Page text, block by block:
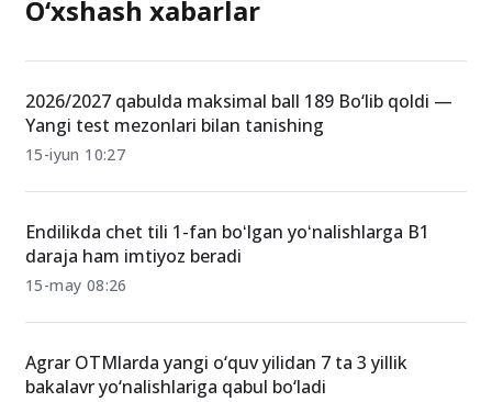
O‘xshash xabarlar
Yangi test mezonlari bilan tanishing
15-iyun 10:27
daraja ham imtiyoz beradi
15-may 08:26